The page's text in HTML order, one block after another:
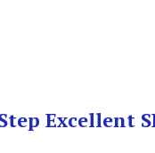
Excellent